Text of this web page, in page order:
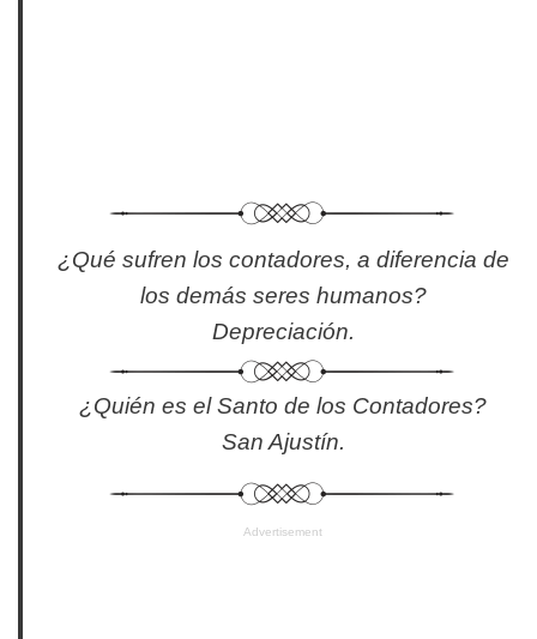
¿Qué sufren los contadores, a diferencia de
los demás seres humanos?
Depreciación.
¿Quién es el Santo de los Contadores?
San Ajustín.
Advertisement